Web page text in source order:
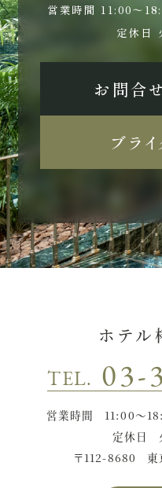
営業時間 11:00〜
定休日
お問合
ブラ
ホテル
TEL. 03-
営業時間
11:00〜
定休日
〒112-8680